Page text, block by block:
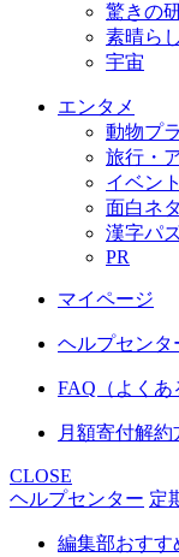
驚きの
素晴ら
宇宙
エンタメ
動物プ
旅行・
イベン
面白ネタ
漢字パ
PR
マイページ
ヘルプセンタ
FAQ（よくあ
月額寄付解約
CLOSE
ヘルプセンター 定
編集部おすす